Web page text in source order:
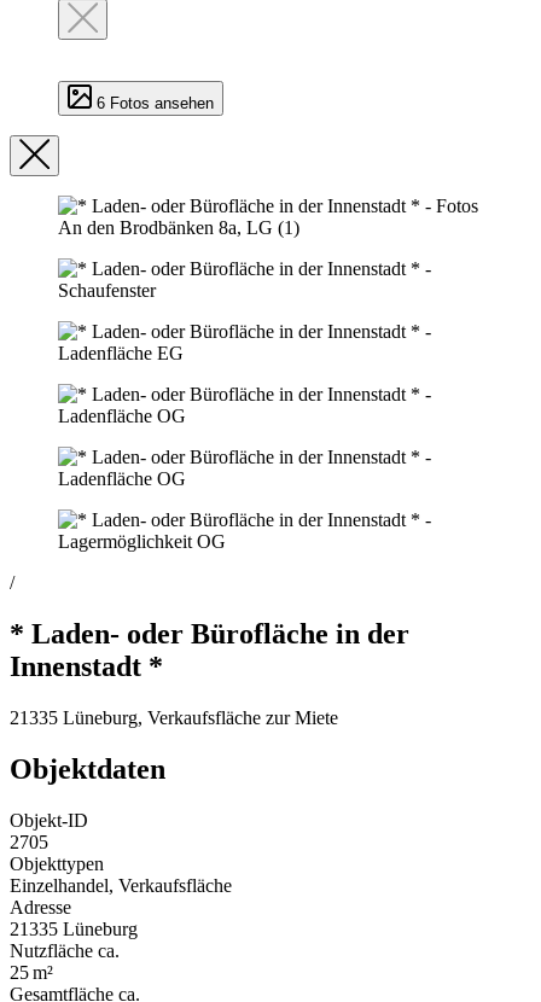
6 Fotos ansehen
/
* Laden- oder Bürofläche in der
Innenstadt *
21335 Lüneburg, Verkaufsfläche zur Miete
Objektdaten
Objekt-ID
2705
Objekttypen
Einzelhandel, Verkaufsfläche
Adresse
21335 Lüneburg
Nutzfläche ca.
25 m²
Gesamtfläche ca.